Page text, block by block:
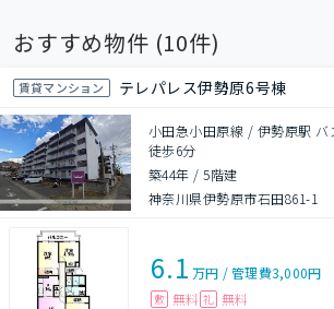
おすすめ物件 (10件)
賃貸マンション テレパレス伊勢原6号棟
小田急小田原線 / 伊勢原駅
徒歩6分
築44年 /5階建
神奈川県伊勢原市石田861-1
6.1 万円 /管理費3,000円
敷 無料 礼 無料